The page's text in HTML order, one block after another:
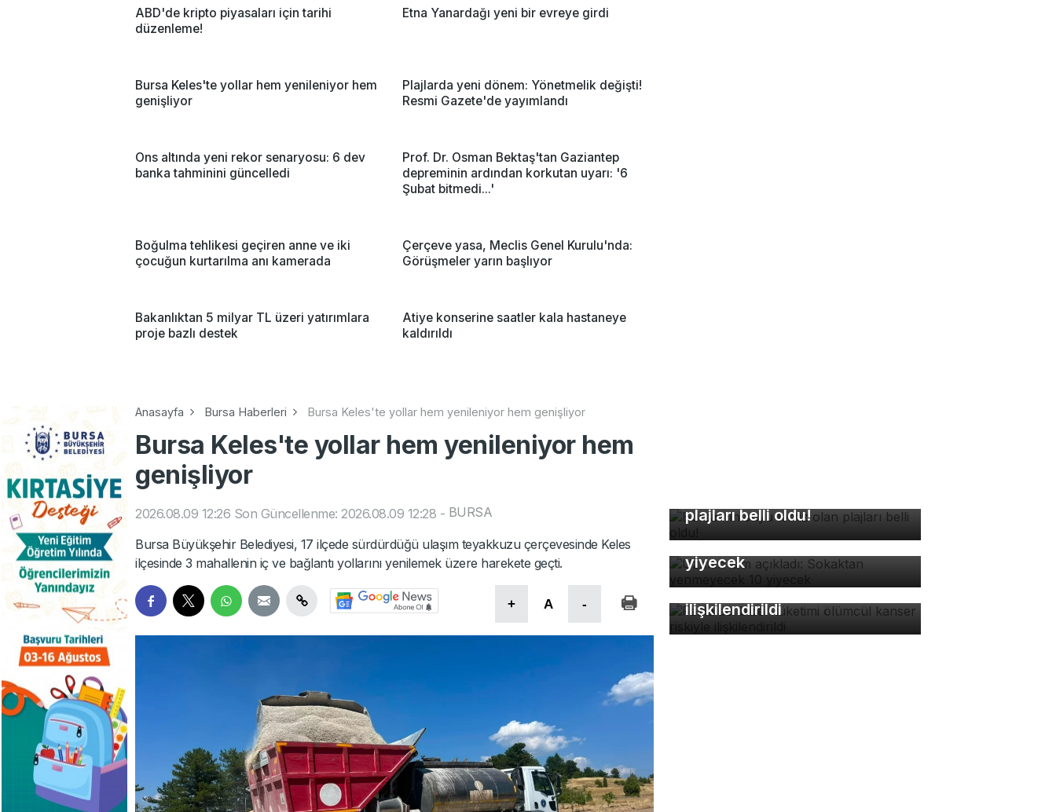
ABD'de kripto piyasaları için tarihi
düzenleme!
Etna Yanardağı yeni bir evreye girdi
Bursa Keles'te yollar hem yenileniyor hem
genişliyor
Plajlarda yeni dönem: Yönetmelik değişti!
Resmi Gazete'de yayımlandı
Ons altında yeni rekor senaryosu: 6 dev
banka tahminini güncelledi
Prof. Dr. Osman Bektaş'tan Gaziantep
depreminin ardından korkutan uyarı: '6
Şubat bitmedi...'
Boğulma tehlikesi geçiren anne ve iki
çocuğun kurtarılma anı kamerada
Çerçeve yasa, Meclis Genel Kurulu'nda:
Görüşmeler yarın başlıyor
Bakanlıktan 5 milyar TL üzeri yatırımlara
proje bazlı destek
Atiye konserine saatler kala hastaneye
kaldırıldı
Anasayfa Bursa Haberleri Bursa Keles'te yollar hem yenileniyor hem genişliyor
Bursa Keles'te yollar hem yenileniyor hem
genişliyor
2026.08.09 12:26 Son Güncellenme: 2026.08.09 12:28 - BURSA
Bursa Büyükşehir Belediyesi, 17 ilçede sürdürdüğü ulaşım teyakkuzu çerçevesinde Keles
ilçesinde 3 mahallenin iç ve bağlantı yollarını yenilemek üzere harekete geçti.
+ A -
plajları belli oldu!
Uzman isim açıkladı:
Sokaktan yenmeyecek 10
yiyecek
Fazla acı biber tüketimi
ölümcül kanser riskiyle
ilişkilendirildi